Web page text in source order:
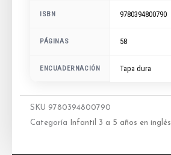
ISBN 9780394800790
PÁGINAS 58
ENCUADERNACIÓN Tapa dura
SKU 9780394800790
Categoría
Infantil 3 a 5 años en inglés